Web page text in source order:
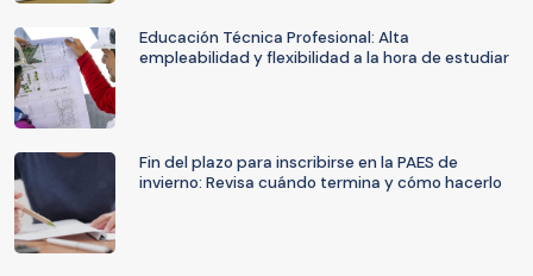
Educación Técnica Profesional: Alta
empleabilidad y flexibilidad a la hora de estudiar
Fin del plazo para inscribirse en la PAES de
invierno: Revisa cuándo termina y cómo hacerlo